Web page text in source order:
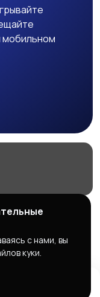
мобильном
с нами, вы
куки.